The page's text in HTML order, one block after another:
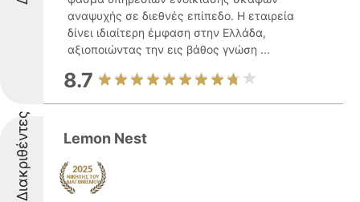
αναψυχής σε διεθνές επίπεδο. Η εταιρεία
δίνει ιδιαίτερη έμφαση στην Ελλάδα,
αξιοποιώντας την εις βάθος γνώση ...
8.7
Διακριθέντες Lemon Nest